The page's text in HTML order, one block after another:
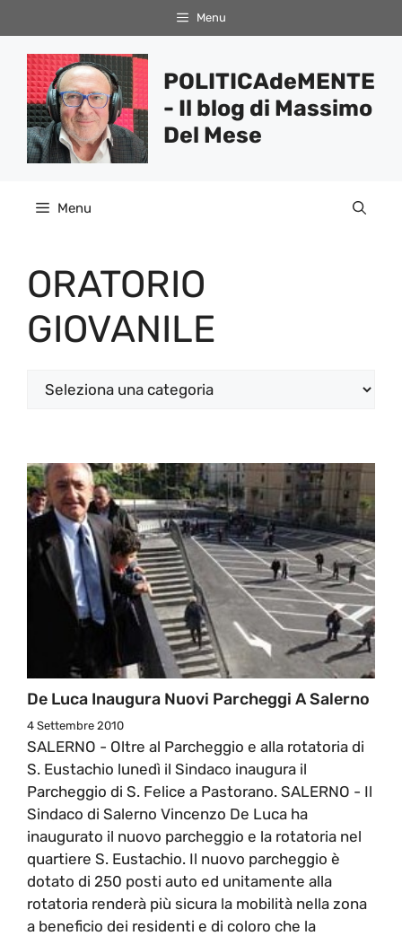
al
contenuto
Menu
POLITICAdeMENTE
- Il blog di Massimo
Del Mese
Menu
ORATORIO
GIOVANILE
Categorie
De Luca Inaugura Nuovi Parcheggi A Salerno
4 Settembre 2010
SALERNO - Oltre al Parcheggio e alla rotatoria di
S. Eustachio lunedì il Sindaco inaugura il
Parcheggio di S. Felice a Pastorano. SALERNO - Il
Sindaco di Salerno Vincenzo De Luca ha
inaugurato il nuovo parcheggio e la rotatoria nel
quartiere S. Eustachio. Il nuovo parcheggio è
dotato di 250 posti auto ed unitamente alla
rotatoria renderà più sicura la mobilità nella zona
a beneficio dei residenti e di coloro che la